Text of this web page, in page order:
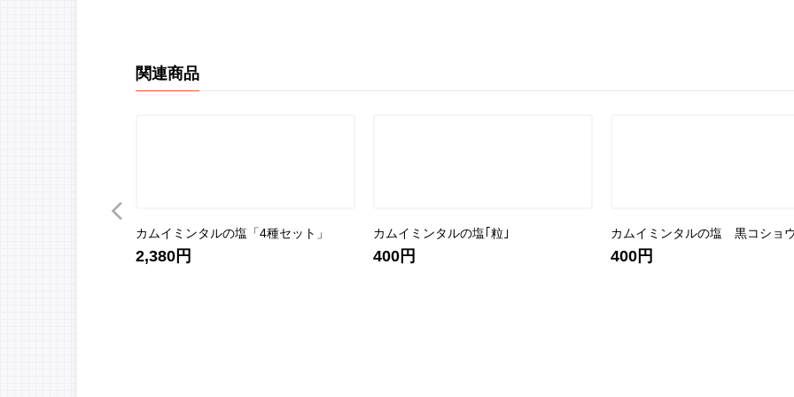
関連商品
カムイミンタルの塩「4種セット」
2,380円
カムイミンタルの塩｢粒｣
400円
カムイミンタルの塩 黒コショウ
400円